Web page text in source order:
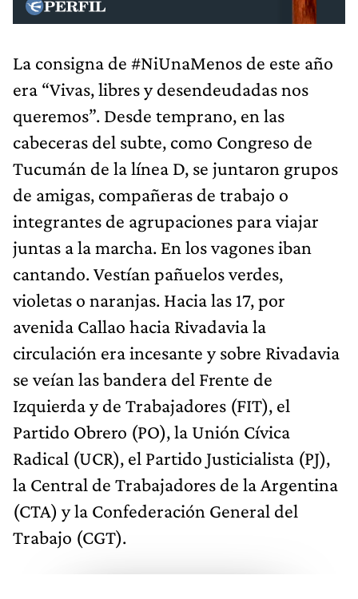
La consigna de #NiUnaMenos de este año
era “Vivas, libres y desendeudadas nos
queremos”. Desde temprano, en las
cabeceras del subte, como Congreso de
Tucumán de la línea D, se juntaron grupos
de amigas, compañeras de trabajo o
integrantes de agrupaciones para viajar
juntas a la marcha. En los vagones iban
cantando. Vestían pañuelos verdes,
violetas o naranjas. Hacia las 17, por
avenida Callao hacia Rivadavia la
circulación era incesante y sobre Rivadavia
se veían las bandera del Frente de
Izquierda y de Trabajadores (FIT), el
Partido Obrero (PO), la Unión Cívica
Radical (UCR), el Partido Justicialista (PJ),
la Central de Trabajadores de la Argentina
(CTA) y la Confederación General del
Trabajo (CGT).